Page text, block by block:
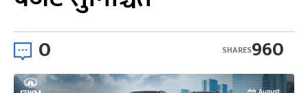
0 960
SHARES